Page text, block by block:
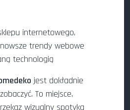
internetowego,
trendy webowe
technologią
jest dokładnie
To miejsce,
wizualny spotyka